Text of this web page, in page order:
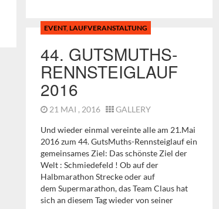
EVENT,LAUFVERANSTALTUNG
44. GUTSMUTHS-
RENNSTEIGLAUF
2016
21 MAI , 2016 GALLERY
Und wieder einmal vereinte alle am 21.Mai
2016 zum 44. GutsMuths-Rennsteiglauf ein
gemeinsames Ziel: Das schönste Ziel der
Welt : Schmiedefeld ! Ob auf der
Halbmarathon Strecke oder auf
dem Supermarathon, das Team Claus hat
sich an diesem Tag wieder von seiner